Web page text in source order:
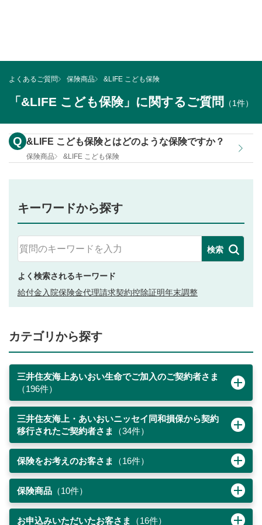
よくあるご質問 保険商品 &LIFE こども保険
「&LIFE こども保険」に関するご質問 （1件）
Q &LIFE こども保険とはどのような保険ですか？
保険商品 &LIFE こども保険
キーワードから探す
検索
よく検索されるキーワード
給付金 入院保険金代理請求契約控除証明年末調整
カテゴリから探す
三井住友海上あいおい生命でご加入のご契約者さま
（196件）
三井住友海上・あいおいニッセイ同和損保から契約
移行されたご契約者さま
（34件）
保険をお考えのお客さま （16件）
保険商品 （10件）
お申込みいただいたお客さま （16件）